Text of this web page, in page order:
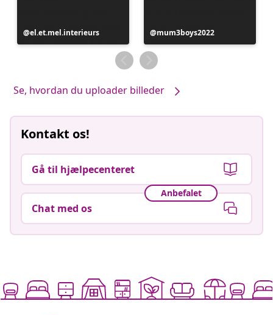
Opslag
offentliggjort
el.et.mel.interieurs
Opslag
offentliggjort
af
mum3boys2022
Se, hvordan du uploader billeder
Kontakt os!
Gå til hjælpecenteret
Anbefalet
Chat med os